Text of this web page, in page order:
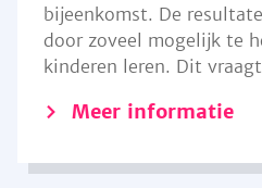
bijeenkomst. De
door zoveel mogelijk te
kinderen leren. Dit
Meer informatie